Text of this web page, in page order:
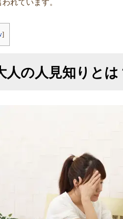
れています。
]
の人見知りとは